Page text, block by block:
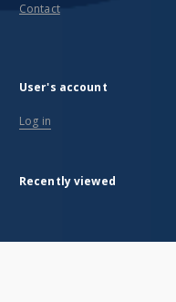
Contact
User's account
Log in
Recently viewed